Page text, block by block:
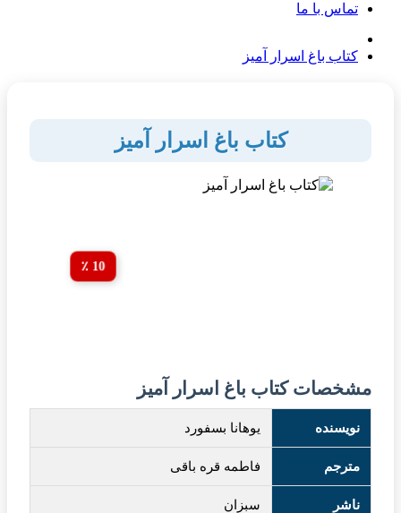
تماس با ما
کتاب باغ اسرار آمیز
کتاب باغ اسرار آمیز
10 ٪
مشخصات کتاب باغ اسرار آمیز
نویسنده یوهانا بسفورد
مترجم فاطمه قره باقی
ناشر سبزان